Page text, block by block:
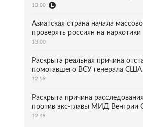
13:00
Азиатская страна начала
проверять россиян на наркотики
13:00
Раскрыта реальная причина
помогавшего ВСУ генерала США
12:59
Раскрыта причина расследования
против экс-главы МИД Венгрии
12:49